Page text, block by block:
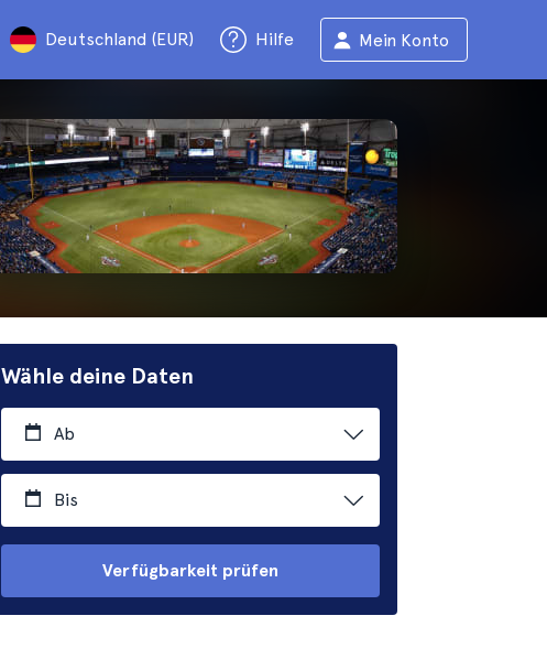
Deutschland (EUR) Hilfe Mein Konto
Wähle deine Daten
Ab
Bis
Verfügbarkeit prüfen